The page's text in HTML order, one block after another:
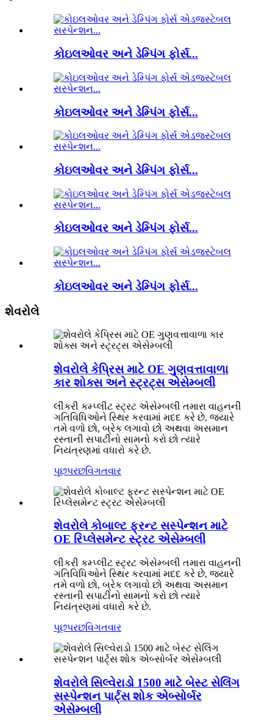
કોઇલઓવર અને ડેમ્પિંગ ફોર્સ...
કોઇલઓવર અને ડેમ્પિંગ ફોર્સ...
કોઇલઓવર અને ડેમ્પિંગ ફોર્સ...
કોઇલઓવર અને ડેમ્પિંગ ફોર્સ...
કોઇલઓવર અને ડેમ્પિંગ ફોર્સ...
શેવરોલે
શેવરોલે કેપ્રિસ માટે OE ગુણવત્તાવાળા
કાર શોક્સ અને સ્ટ્રટ્સ એસેમ્બલી
લીકરી કમ્પ્લીટ સ્ટ્રટ એસેમ્બલી તમારા વાહનની
ગતિવિધિઓને સ્થિર કરવામાં મદદ કરે છે, જ્યારે
તમે વળો છો, બ્રેક લગાવો છો અથવા અસમાન
રસ્તાની સપાટીનો સામનો કરો છો ત્યારે
નિયંત્રણમાં વધારો કરે છે.
પૂછપરછવિગતવાર
શેવરોલે કોબાલ્ટ ફ્રન્ટ સસ્પેન્શન માટે
OE રિપ્લેસમેન્ટ સ્ટ્રટ એસેમ્બલી
લીકરી કમ્પ્લીટ સ્ટ્રટ એસેમ્બલી તમારા વાહનની
ગતિવિધિઓને સ્થિર કરવામાં મદદ કરે છે, જ્યારે
તમે વળો છો, બ્રેક લગાવો છો અથવા અસમાન
રસ્તાની સપાટીનો સામનો કરો છો ત્યારે
નિયંત્રણમાં વધારો કરે છે.
પૂછપરછવિગતવાર
શેવરોલે સિલ્વેરાડો 1500 માટે બેસ્ટ સેલિંગ
સસ્પેન્શન પાર્ટ્સ શોક એબ્સોર્બર
એસેમ્બલી